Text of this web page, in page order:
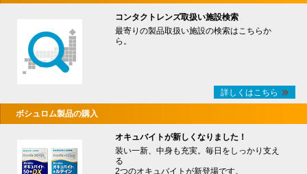
コンタクトレンズ取扱い施設検索
最寄りの製品取扱い施設の検索はこちらか
ら。
詳しくはこちら
ボシュロム製品の購入
オキュバイトが新しくなりました！
装い一新、中身も充実。毎日をしっかり支え
る
2つのオキュバイトが新登場です。